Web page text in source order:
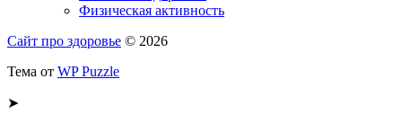
Физическая активность
Сайт про здоровье © 2026
Тема от WP Puzzle
➤